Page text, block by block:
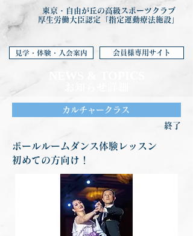
東京・自由が丘の高級スポーツクラブ
厚生労働大臣認定「指定運動療法施設」
見学・体験・入会案内 会員様専用サイト
カルチャークラス
終了
ボールルームダンス体験レッスン
初めての方向け！